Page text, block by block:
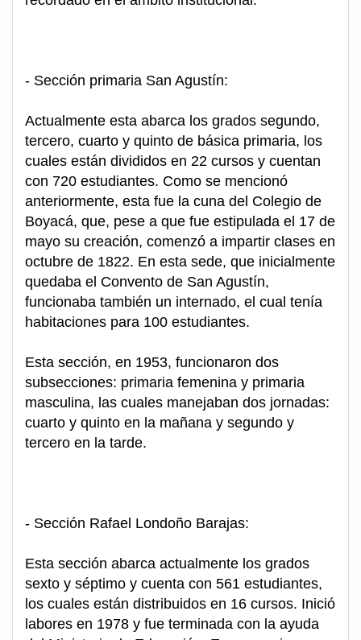
- Sección primaria San Agustín:
Actualmente esta abarca los grados segundo,
tercero, cuarto y quinto de básica primaria, los
cuales están divididos en 22 cursos y cuentan
con 720 estudiantes. Como se mencionó
anteriormente, esta fue la cuna del Colegio de
Boyacá, que, pese a que fue estipulada el 17 de
mayo su creación, comenzó a impartir clases en
octubre de 1822. En esta sede, que inicialmente
quedaba el Convento de San Agustín,
funcionaba también un internado, el cual tenía
habitaciones para 100 estudiantes.
Esta sección, en 1953, funcionaron dos
subsecciones: primaria femenina y primaria
masculina, las cuales manejaban dos jornadas:
cuarto y quinto en la mañana y segundo y
tercero en la tarde.
- Sección Rafael Londoño Barajas:
Esta sección abarca actualmente los grados
sexto y séptimo y cuenta con 561 estudiantes,
los cuales están distribuidos en 16 cursos. Inició
labores en 1978 y fue terminada con la ayuda